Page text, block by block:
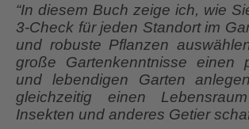
“In diesem Buch zeige ich, wie
3-Check für jeden Standort im
und robuste Pflanzen
große Gartenkenntnisse einen
und lebendigen Garten
gleichzeitig einen
Insekten und anderes Getier